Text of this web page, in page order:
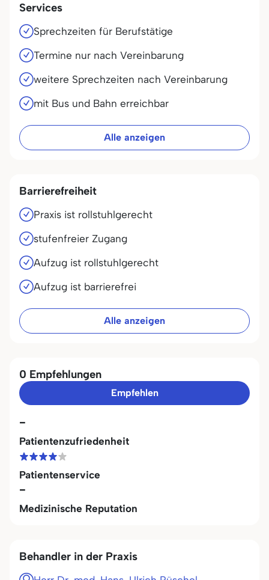
Services
Sprechzeiten für Berufstätige
Termine nur nach Vereinbarung
weitere Sprechzeiten nach Vereinbarung
mit Bus und Bahn erreichbar
Alle anzeigen
Barrierefreiheit
Praxis ist rollstuhlgerecht
stufenfreier Zugang
Aufzug ist rollstuhlgerecht
Aufzug ist barrierefrei
Alle anzeigen
0 Empfehlungen
Empfehlen
-
Patientenzufriedenheit
Patientenservice
-
Medizinische Reputation
Behandler in der Praxis